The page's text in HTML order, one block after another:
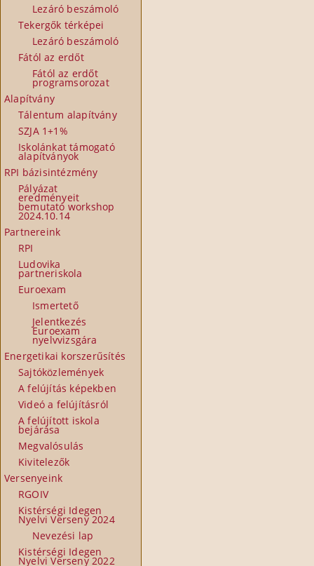
Lezáró beszámoló
Tekergők térképei
Lezáró beszámoló
Fától az erdőt
Fától az erdőt
programsorozat
Alapítvány
Tálentum alapítvány
SZJA 1+1%
Iskolánkat támogató
alapítványok
RPI bázisintézmény
Pályázat
eredményeit
bemutató workshop
2024.10.14
Partnereink
RPI
Ludovika
partneriskola
Euroexam
Ismertető
Jelentkezés
Euroexam
nyelvvizsgára
Energetikai korszerűsítés
Sajtóközlemények
A felújítás képekben
Videó a felújításról
A felújított iskola
bejárása
Megvalósulás
Kivitelezők
Versenyeink
RGOIV
Kistérségi Idegen
Nyelvi Verseny 2024
Nevezési lap
Kistérségi Idegen
Nyelvi Verseny 2022